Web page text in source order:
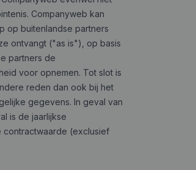
Companyweb kan
op buitenlandse partners
ontvangt ("as is"), op basis
partners de
voor opnemen. Tot slot is
reden dan ook bij het
gegevens. In geval van
is de jaarlijkse
contractwaarde (exclusief